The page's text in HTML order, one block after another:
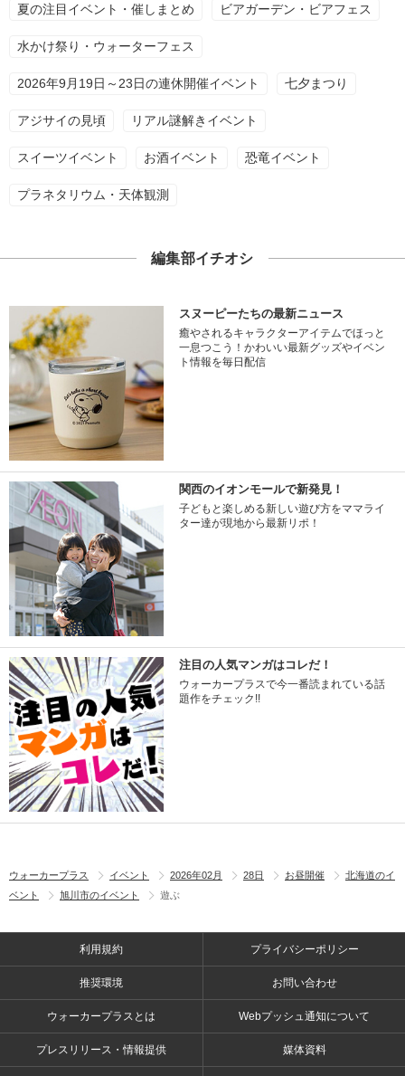
夏の注目イベント・催しまとめ ビアガーデン・ビアフェス
水かけ祭り・ウォーターフェス
2026年9月19日～23日の連休開催イベント 七夕まつり
アジサイの見頃 リアル謎解きイベント
スイーツイベント お酒イベント 恐竜イベント
プラネタリウム・天体観測
編集部イチオシ
スヌーピーたちの最新ニュース
癒やされるキャラクターアイテムでほっと
一息つこう！かわいい最新グッズやイベン
ト情報を毎日配信
関西のイオンモールで新発見！
子どもと楽しめる新しい遊び方をママライ
ター達が現地から最新リポ！
注目の人気マンガはコレだ！
ウォーカープラスで今一番読まれている話
題作をチェック!!
ウォーカープラス イベント 2026年02月 28日 お昼開催
北海道のイ
ベント
旭川市のイベント 遊ぶ
利用規約 プライバシーポリシー
推奨環境 お問い合わせ
ウォーカープラスとは Webプッシュ通知について
プレスリリース・情報提供 媒体資料